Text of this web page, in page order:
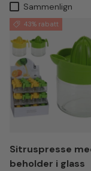
Sammenlign
43% rabatt
Sitruspresse
beholder i glass